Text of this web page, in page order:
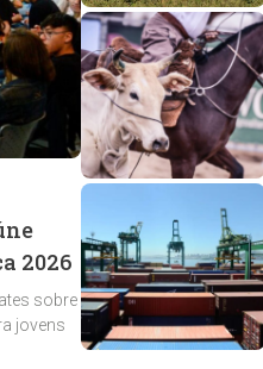
2026
sobre
jovens